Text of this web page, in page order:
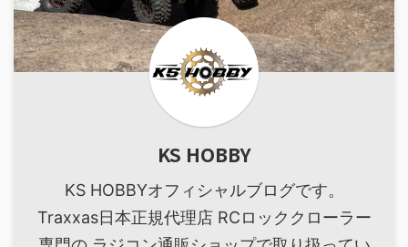
KS HOBBY
KS HOBBYオフィシャルブログです。
Traxxas日本正規代理店 RCロッククローラー